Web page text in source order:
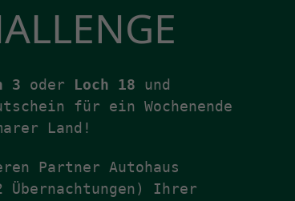
3 oder Loch 18 und
für ein Wochenende
Land!
Partner Autohaus
Übernachtungen) Ihrer